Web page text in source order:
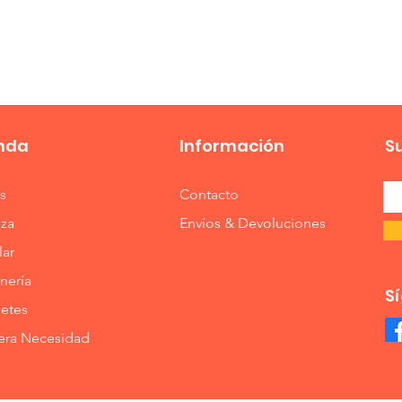
Necesidad
Información
Contacto
Envíos & Devoluciones